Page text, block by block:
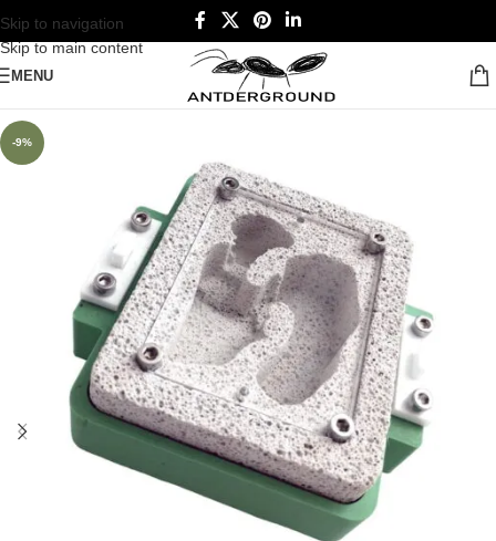
Skip to navigation
Skip to main content
MENU
-9%